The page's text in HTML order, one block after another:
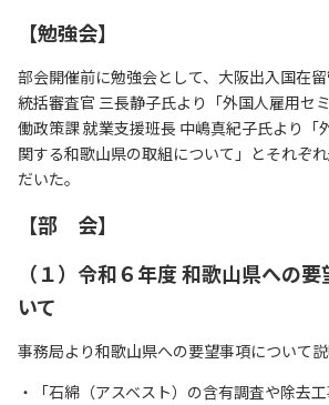
【勉強会】
部会開催前に勉強会として、大阪出入国在
統括審査官 三長静子氏より「外国人雇用セ
働政策課 就業支援班長 中嶋真紀子氏より「
関する和歌山県の取組について」とそれぞ
だいた。
【部 会】
（１）令和６年度 和歌山県への
いて
事務局より和歌山県への要望事項について説
・「石綿（アスベスト）の含有調査や除去
（受付時間：平日9:00～
お問い合わせ